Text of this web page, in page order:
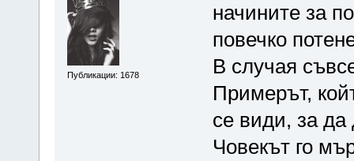
Публикации: 1678
начините за
повечко
В случая
Примерът,
се види, за
Човекът го